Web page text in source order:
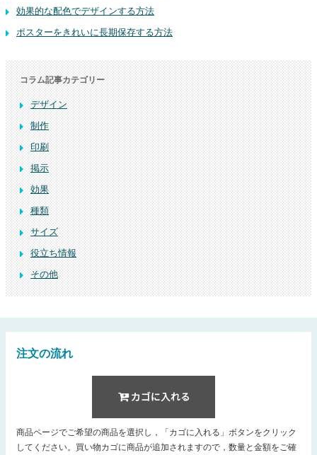
効果的な配色でデザインする方法
ポスターをきれいに長期保存する方法
コラム記事カテゴリー
デザイン
制作
印刷
掲示
効果
種類
サイズ
役立ち情報
その他
注文の流れ
商品ページでご希望の商品を選択し，「カゴに入れる」ボタンをクリック
してください。買い物カゴに商品が追加されますので，数量と金額をご確